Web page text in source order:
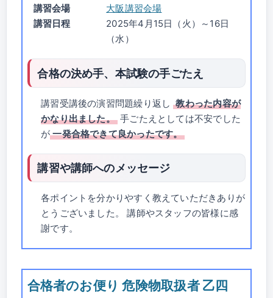
講習会場
大阪講習会場
講習日程
2025年4月15日（火）～16日
（水）
合格の決め手、本試験の手ごたえ
講習受講後の演習問題繰り返し 教わった内容が
かなり出ました。 手ごたえとしては不安でした
が 一発合格できて良かったです。
講習や講師へのメッセージ
各ポイントを分かりやすく教えていただきありが
とうございました。 講師やスタッフの皆様に感
謝です。
合格者のお便り 危険物取扱者 乙四